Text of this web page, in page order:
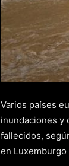
Varios países
inundaciones y
fallecidos,
en